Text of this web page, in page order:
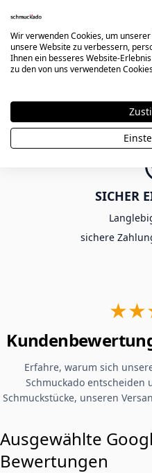
ohne
SICHER
sichere
Erfahre, warum sich
Schmuckado entscheiden
Schmuckstücke, unseren
Ausgewählte
Bewertungen
Wir verwenden Cookies, um
unsere Website zu verbessern,
Ihnen ein besseres Website-
zu den von uns verwendeten